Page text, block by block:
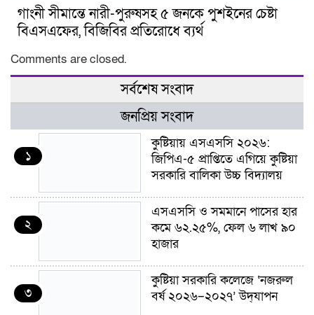
গাংনী সীমান্তে নারী-পুরুষসহ ৫ জনকে পুশইনের চেষ্টা
বিএসএফের, বিজিবির প্রতিরোধে ব্যর্থ
Comments are closed.
সর্বশেষ সংবাদ
জনপ্রিয় সংবাদ
১
কুষ্টিয়ায় এসএসসি ২০২৬:
জিপিএ-৫ প্রাপ্তিতে এগিয়ে কুষ্টিয়া
সরকারি বালিকা উচ্চ বিদ্যালয়
২
এসএসসি ও সমমানে পাসের হার
কমে ৬২.২৫%, ফেল ৬ লাখ ৯০
হাজার
৩
কুষ্টিয়া সরকারি কলেজে ‘নজরুল
বর্ষ ২০২৬–২০২৭’ উদ্‌যাপন